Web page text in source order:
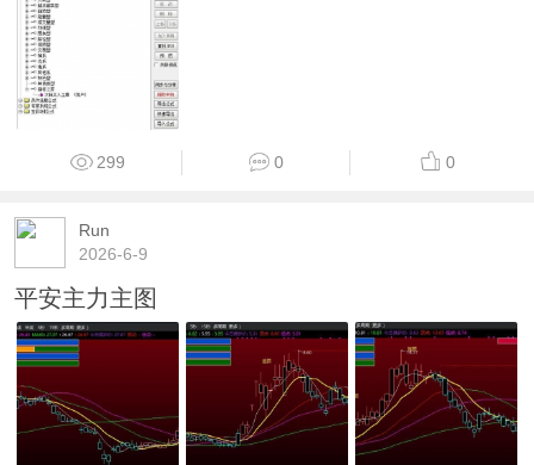
299 0 0
Run
2026-6-9
平安主力主图